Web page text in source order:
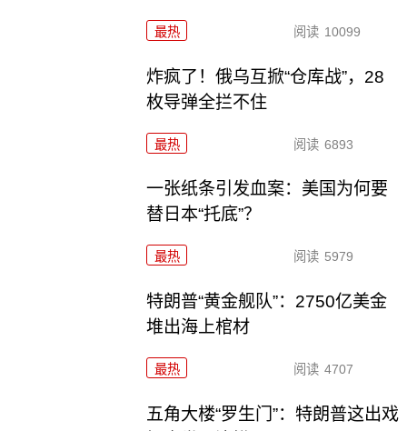
最热 阅读 10099
炸疯了！俄乌互掀“仓库战”，28
枚导弹全拦不住
最热 阅读 6893
一张纸条引发血案：美国为何要
替日本“托底”？
最热 阅读 5979
特朗普“黄金舰队”：2750亿美金
堆出海上棺材
最热 阅读 4707
五角大楼“罗生门”：特朗普这出戏